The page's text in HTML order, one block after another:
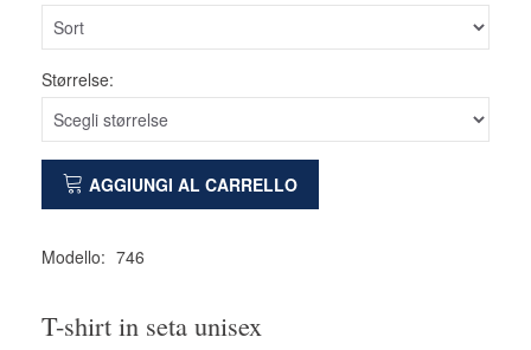
Størrelse:
AGGIUNGI AL CARRELLO
Modello: 746
T-shirt in seta unisex